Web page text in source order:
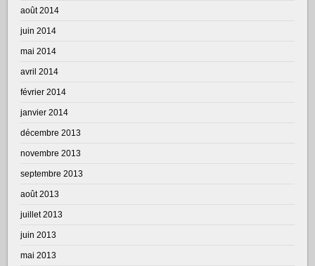
août 2014
juin 2014
mai 2014
avril 2014
février 2014
janvier 2014
décembre 2013
novembre 2013
septembre 2013
août 2013
juillet 2013
juin 2013
mai 2013